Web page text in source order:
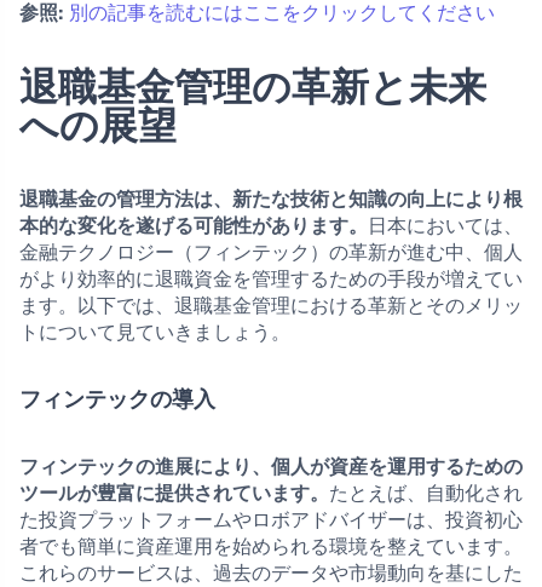
参照: 別の記事を読むにはここをクリックしてください
退職基金管理の革新と未来
への展望
退職基金の管理方法は、新たな技術と知識の向上により根
本的な変化を遂げる可能性があります。
日本においては、
金融テクノロジー（フィンテック）の革新が進む中、個人
がより効率的に退職資金を管理するための手段が増えてい
ます。以下では、退職基金管理における革新とそのメリッ
トについて見ていきましょう。
フィンテックの導入
フィンテックの進展により、個人が資産を運用するための
ツールが豊富に提供されています。 たとえば、自動化され
た投資プラットフォームやロボアドバイザーは、投資初心
者でも簡単に資産運用を始められる環境を整えています。
これらのサービスは、過去のデータや市場動向を基にした